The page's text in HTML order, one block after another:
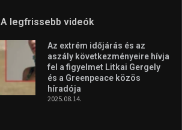
A legfrissebb videók
Az extrém időjárás és az
aszály következményeire hívja
fel a figyelmet Litkai Gergely
és a Greenpeace közös
híradója
2025.08.14.